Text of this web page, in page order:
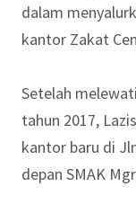
dalam
kantor Zakat
Setelah
tahun 2017,
kantor baru di
depan SMAK